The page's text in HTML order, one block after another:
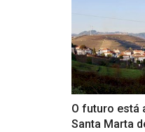
O futuro está
Santa Marta